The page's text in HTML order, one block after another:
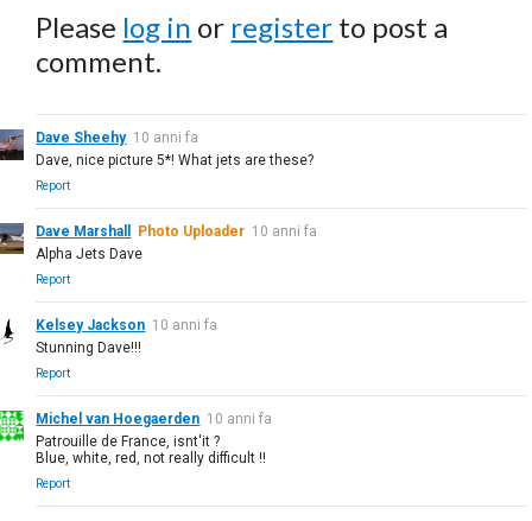
Please log in or register to post a
comment.
Dave Sheehy 10 anni fa
Dave, nice picture 5*! What jets are these?
Report
Dave Marshall Photo Uploader 10 anni fa
Alpha Jets Dave
Report
Kelsey Jackson 10 anni fa
Stunning Dave!!!
Report
Michel van Hoegaerden 10 anni fa
Patrouille de France, isnt'it ?
Blue, white, red, not really difficult !!
Report